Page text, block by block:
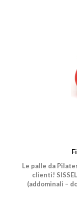
Le palle da
clienti!
(addominali –